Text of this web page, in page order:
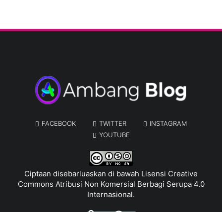
FACEBOOK TWITTER
INSTAGRAM
YOUTUBE
Ciptaan disebarluaskan di bawah Lisensi Creative
Commons Atribusi Non Komersial Berbagi Serupa 4.0
Internasional.